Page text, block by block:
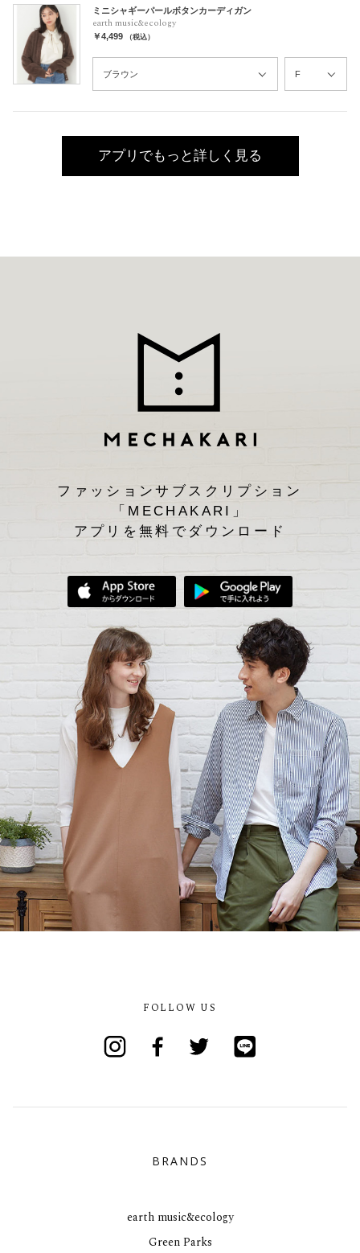
ミニシャギーパールボタンカーディガン
earth music&ecology
￥4,499 （税込）
アプリでもっと詳しく見る
ファッションサブスクリプション
「MECHAKARI」
アプリを無料でダウンロード
App Storeからダウンロード
FOLLOW US
BRANDS
earth music&ecology
Green Parks